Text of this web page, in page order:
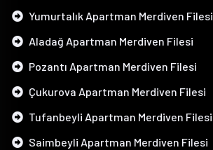
Yumurtalık Apartman Merdiven Filesi
Aladağ Apartman Merdiven Filesi
Pozantı Apartman Merdiven Filesi
Çukurova Apartman Merdiven Filesi
Tufanbeyli Apartman Merdiven Filesi
Saimbeyli Apartman Merdiven Filesi